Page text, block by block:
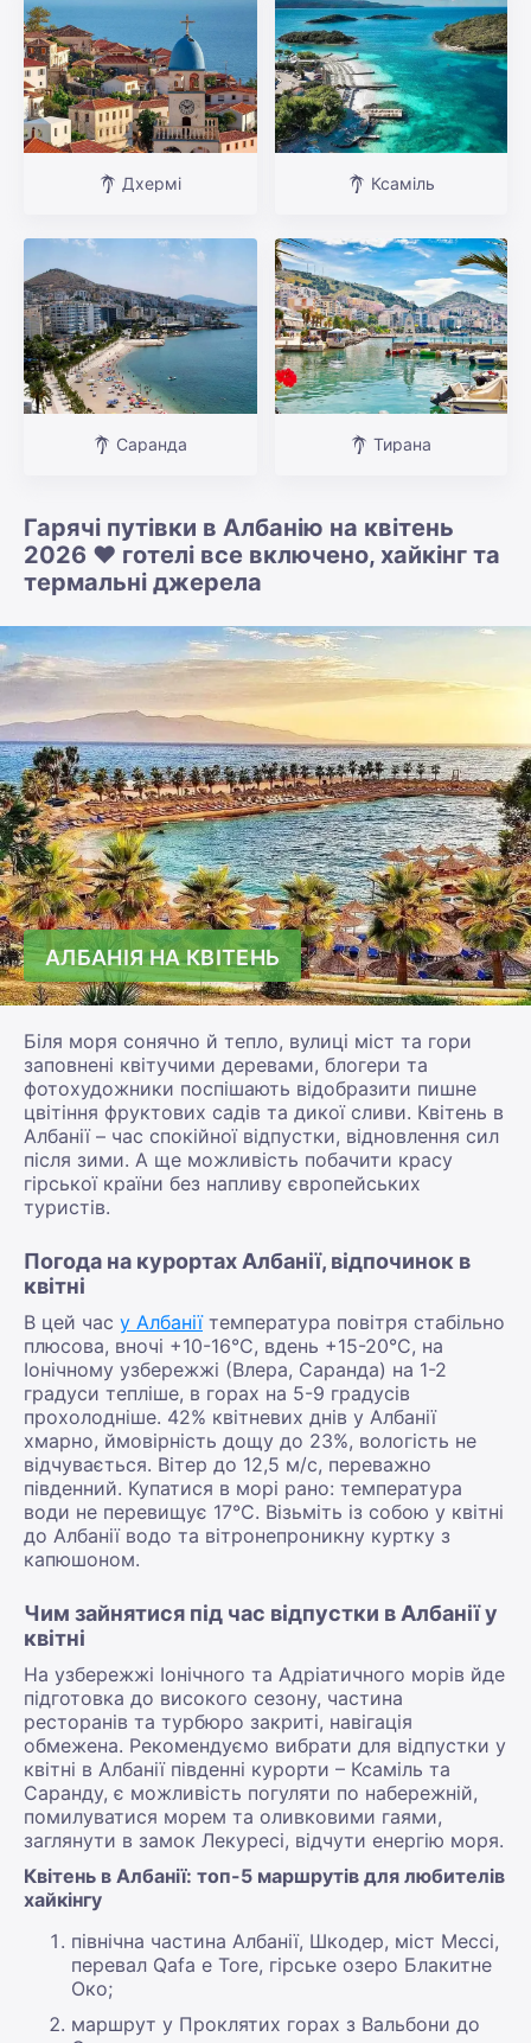
Дхермі Ксаміль
Саранда Тирана
Гарячі путівки в Албанію на квітень
2026 ❤️ готелі все включено, хайкінг та
термальні джерела
АЛБАНІЯ НА КВІТЕНЬ
Біля моря сонячно й тепло, вулиці міст та гори
заповнені квітучими деревами, блогери та
фотохудожники поспішають відобразити пишне
цвітіння фруктових садів та дикої сливи. Квітень в
Албанії – час спокійної відпустки, відновлення сил
після зими. А ще можливість побачити красу
гірської країни без напливу європейських
туристів.
Погода на курортах Албанії, відпочинок в
квітні
В цей час у Албаніїтемпература повітря стабільно
плюсова, вночі +10-16°С, вдень +15-20°С, на
Іонічному узбережжі (Влера, Саранда) на 1-2
градуси тепліше, в горах на 5-9 градусів
прохолодніше. 42% квітневих днів у Албанії
хмарно, ймовірність дощу до 23%, вологість не
відчувається. Вітер до 12,5 м/с, переважно
південний. Купатися в морі рано: температура
води не перевищує 17°С. Візьміть із собою у квітні
до Албанії водо та вітронепроникну куртку з
капюшоном.
Чим зайнятися під час відпустки в Албанії у
квітні
На узбережжі Іонічного та Адріатичного морів йде
підготовка до високого сезону, частина
ресторанів та турбюро закриті, навігація
обмежена. Рекомендуємо вибрати для відпустки у
квітні в Албанії південні курорти – Ксаміль та
Саранду, є можливість погуляти по набережній,
помилуватися морем та оливковими гаями,
заглянути в замок Лекуресі, відчути енергію моря.
Квітень в Албанії: топ-5 маршрутів для любителів
хайкінгу
північна частина Албанії, Шкодер, міст Мессі,
перевал Qafa e Tore, гірське озеро Блакитне
Око;
маршрут у Проклятих горах з Вальбони до